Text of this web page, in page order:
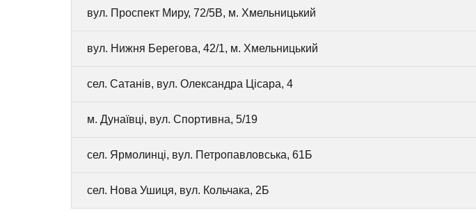
вул. Проспект Миру, 72/5В, м. Хмельницький
вул. Нижня Берегова, 42/1, м. Хмельницький
сел. Сатанів, вул. Олександра Цісара, 4
м. Дунаївці, вул. Спортивна, 5/19
сел. Ярмолинці, вул. Петропавловська, 61Б
сел. Нова Ушиця, вул. Кольчака, 2Б